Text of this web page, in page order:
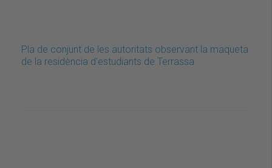
Pla de conjunt de les autoritats observant la maqueta
de la residència d'estudiants de Terrassa